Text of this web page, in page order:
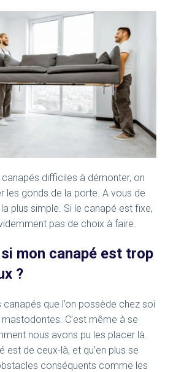
canapés difficiles à démonter, on
les gonds de la porte. A vous de
plus simple. Si le canapé est fixe,
pas de choix à faire.
mon canapé est trop
?
canapés que l’on possède chez soi
C’est même à se
nous avons pu les placer là.
est de ceux-là, et qu’en plus se
conséquents comme les